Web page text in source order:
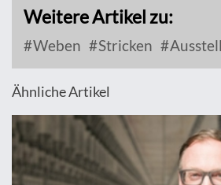
Weitere Artikel zu:
Weben Stricken
Ähnliche Artikel